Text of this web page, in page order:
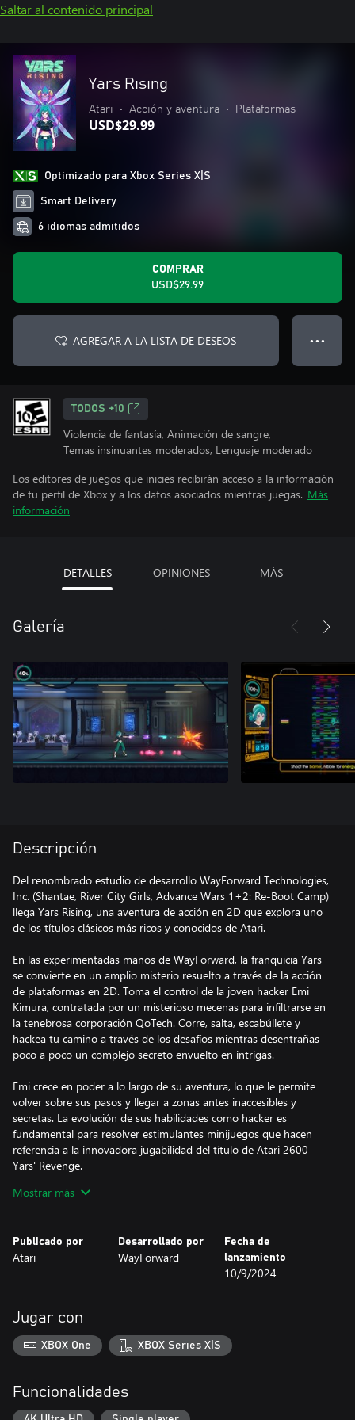
Saltar al contenido principal
Yars Rising
Atari • Acción y aventura • Plataformas
USD$29.99
Optimizado para Xbox Series X|S
Smart Delivery
6 idiomas admitidos
COMPRAR
USD$29.99
AGREGAR A LA LISTA DE DESEOS ● ● ●
TODOS +10
Violencia de fantasía, Animación de sangre,
Temas insinuantes moderados, Lenguaje moderado
Los editores de juegos que inicies recibirán acceso a la información
de tu perfil de Xbox y a los datos asociados mientras juegas. Más
información
DETALLES OPINIONES MÁS
Galería
Descripción
Del renombrado estudio de desarrollo WayForward Technologies,
Inc. (Shantae, River City Girls, Advance Wars 1+2: Re-Boot Camp)
llega Yars Rising, una aventura de acción en 2D que explora uno
de los títulos clásicos más ricos y conocidos de Atari.
En las experimentadas manos de WayForward, la franquicia Yars
se convierte en un amplio misterio resuelto a través de la acción
de plataformas en 2D. Toma el control de la joven hacker Emi
Kimura, contratada por un misterioso mecenas para infiltrarse en
la tenebrosa corporación QoTech. Corre, salta, escabúllete y
hackea tu camino a través de los desafíos mientras desentrañas
poco a poco un complejo secreto envuelto en intrigas.
Emi crece en poder a lo largo de su aventura, lo que le permite
volver sobre sus pasos y llegar a zonas antes inaccesibles y
secretas. La evolución de sus habilidades como hacker es
fundamental para resolver estimulantes minijuegos que hacen
referencia a la innovadora jugabilidad del título de Atari 2600
Yars' Revenge.
Cuanto más se adentra Emi en las instalaciones de QoTech, más
lejana raza alienígena y a desbloquear poderes inimaginables.
Yars Rising celebra la franquicia Yars con el estilo distintivo de
virtuosismo narrativo.
Características:
escabullirse de oleadas de enemigos robóticos y alienígenas. Sus
Mostrar más
Publicado por
Atari
Desarrollado por
WayForward
Fecha de
lanzamiento
10/9/2024
Jugar con
XBOX One XBOX Series X|S
Funcionalidades